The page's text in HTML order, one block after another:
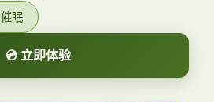
催眠
💿 立即体验